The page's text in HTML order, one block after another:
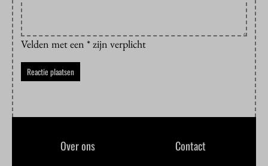
Velden met een * zijn verplicht
Over ons Contact